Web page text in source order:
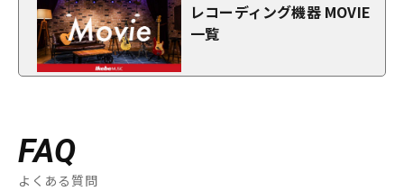
レコーディング機器 MOVIE
一覧
FAQ
よくある質問